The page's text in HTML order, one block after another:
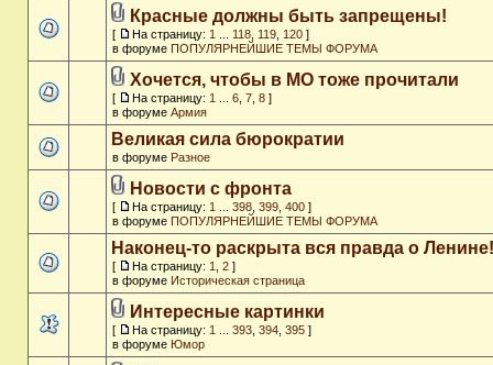
Красные должны быть запрещены!
[ На страницу: 1 118 119 120 ]
в форуме ПОПУЛЯРНЕЙШИЕ ТЕМЫ ФОРУМА
Хочется, чтобы в МО тоже прочитали
[ На страницу: 1 6 7 8 ]
в форуме Армия
Великая сила бюрократии
в форуме Разное
Новости с фронта
[ На страницу: 1 398 399 400 ]
в форуме ПОПУЛЯРНЕЙШИЕ ТЕМЫ ФОРУМА
Наконец-то раскрыта вся правда о Ленине!
[ На страницу: 1 2 ]
в форуме Историческая страница
Интересные картинки
[ На страницу: 1 393 394 395 ]
в форуме Юмор